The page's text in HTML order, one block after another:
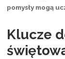
pomysły mogą
Klucze